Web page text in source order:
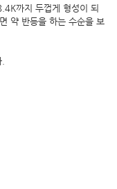
까지 두껍게 형성이 되
약 반등을 하는 수순을 보